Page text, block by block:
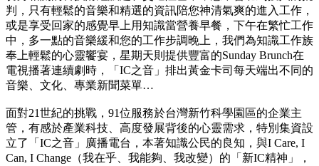
判，只有輕鬆的音樂和精選的資訊陪您神清氣爽的進入工作，
或是享受回家的感覺早上用知識當營養早餐，下午在繁忙工作
中，多一點的音樂緩和您的工作步調晚上，我們為知識工作族
奉上輕鬆的心靈饗宴，星期天則提供豐富的Sunday Brunch在
電視播著連續劇時，「IC之音」排出黃金卡司每天端出不同的
音樂、文化、專業新聞菜單…
面對21世紀的挑戰，91位服務於台灣新竹科學園區的企業主
管，有感於產業科技、高度發展背後的心靈需求，特別集資設
立了「IC之音」廣播電台，本著知識公民的良知，與I Care, I
Can, I Change（我在乎、我能夠、我改變）的「新IC精神」，